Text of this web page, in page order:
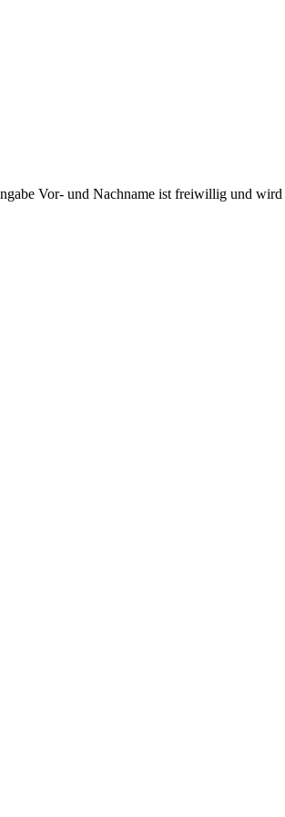
Vor- und Nachname ist freiwillig und